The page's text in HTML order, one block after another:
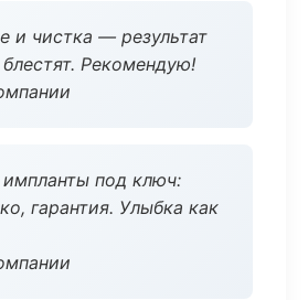
и чистка — результат
Рекомендую!
импланты под ключ:
гарантия. Улыбка как